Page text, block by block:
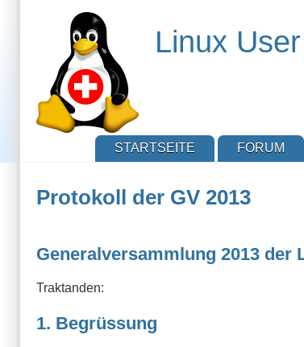
Linux
STARTSEITE FORUM
Protokoll der GV 2013
Generalversammlung 2013 der
Traktanden:
1. Begrüssung